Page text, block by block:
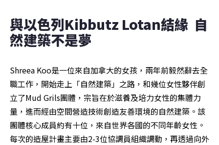
與以色列Kibbutz Lotan結緣  自
然建築不是夢
Shreea Koo是一位來自加拿大的女孩，兩年前毅然辭去全
職工作，開始走上「自然建築」之路，和幾位女性夥伴創
立了Mud Grils團體，宗旨在於滋養及培力女性的集體力
量，進而經由空間營造技術創造友善環境的自然建築。該
團體核心成員約有十位，來自世界各國的不同年齡女性。
每次的造屋計畫主要由2-3位協調員組織調動，再透過向外